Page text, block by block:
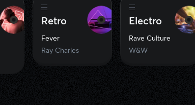
Retro
Fever
Ray Charles
Electro
Rave Culture
W&W